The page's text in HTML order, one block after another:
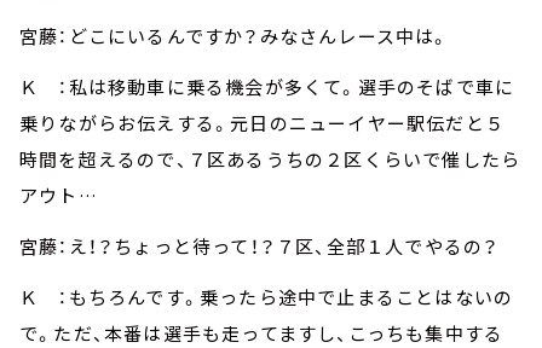
宮藤：どこにいるんですか？みなさんレース中は。
Ｋ ：私は移動車に乗る機会が多くて。選手のそばで車に
乗りながらお伝えする。元日のニューイヤー駅伝だと５
時間を超えるので、７区あるうちの２区くらいで催したら
アウト…
宮藤：え！？ちょっと待って！？７区、全部１人でやるの？
Ｋ ：もちろんです。乗ったら途中で止まることはないの
で。ただ、本番は選手も走ってますし、こっちも集中する